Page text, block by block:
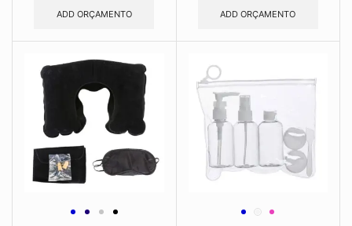
ADD ORÇAMENTO ADD ORÇAMENTO